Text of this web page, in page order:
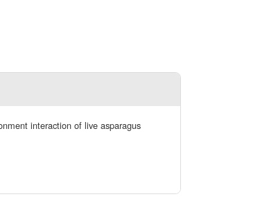
interaction of live asparagus